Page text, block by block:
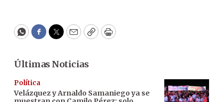
WhatsApp
Facebook
Twitter
EmailCopyPrint
Últimas Noticias
Política
Velázquez y Arnaldo Samaniego ya se